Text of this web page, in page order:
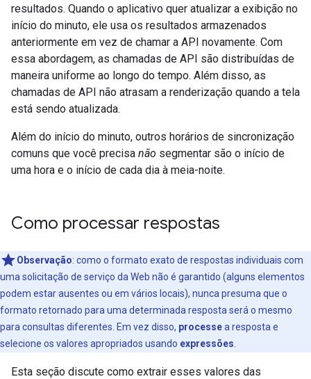
resultados. Quando o aplicativo quer atualizar a exibição no
início do minuto, ele usa os resultados armazenados
anteriormente em vez de chamar a API novamente. Com
essa abordagem, as chamadas de API são distribuídas de
maneira uniforme ao longo do tempo. Além disso, as
chamadas de API não atrasam a renderização quando a tela
está sendo atualizada.
Além do início do minuto, outros horários de sincronização
comuns que você precisa não segmentar são o início de
uma hora e o início de cada dia à meia-noite.
Como processar respostas
Observação: como o formato exato de respostas individuais com
uma solicitação de serviço da Web não é garantido (alguns elementos
podem estar ausentes ou em vários locais), nunca presuma que o
formato retornado para uma determinada resposta será o mesmo
para consultas diferentes. Em vez disso, processea resposta e
selecione os valores apropriados usando expressões
Esta seção discute como extrair esses valores das